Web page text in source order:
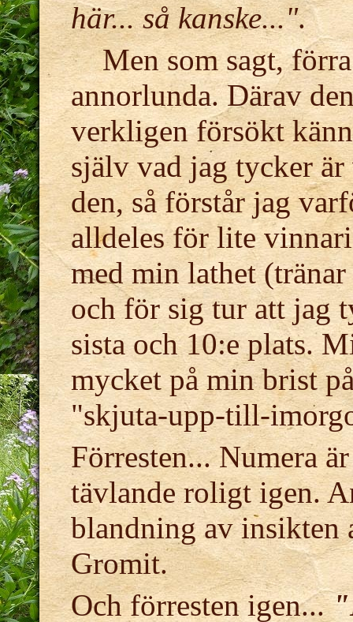
här... så kanske...".
Men som sagt,
annorlunda. Därav
verkligen försökt
själv vad jag tycker
den, så förstår jag
alldeles för lite
med min lathet
och för sig tur att jag
sista och 10:e plats.
mycket på min brist
"skjuta-upp-till-
Förresten... Numera
tävlande roligt igen.
blandning av insikten
Gromit.
Och förresten igen...